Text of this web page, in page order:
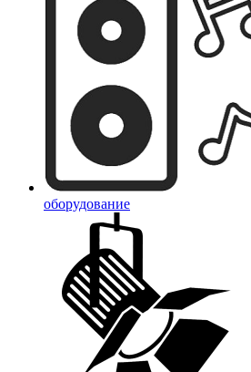
оборудование